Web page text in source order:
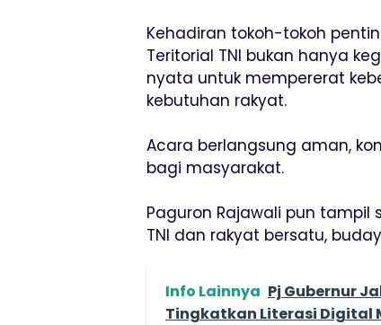
Kehadiran tokoh-tokoh
Teritorial TNI bukan hanya
nyata untuk mempererat
kebutuhan rakyat.
Acara berlangsung aman,
bagi masyarakat.
Paguron Rajawali pun
TNI dan rakyat bersatu,
Info Lainnya Pj Gubernur
Tingkatkan Literasi Digital